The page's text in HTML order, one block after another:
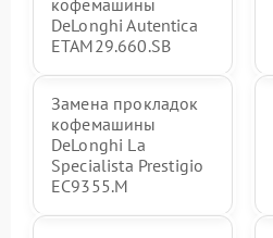
кофемашины
DeLonghi Autentica
ETAM29.660.SB
Замена прокладок
кофемашины
DeLonghi La
Specialista Prestigio
EC9355.M